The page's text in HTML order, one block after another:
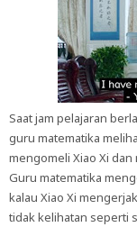
Saat jam pelajaran
guru matematika
mengomeli Xiao Xi
Guru matematika
kalau Xiao Xi
tidak kelihatan seperti